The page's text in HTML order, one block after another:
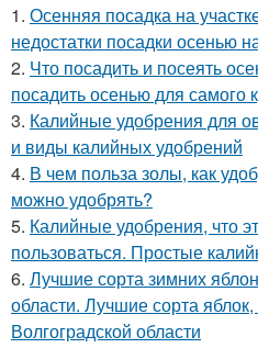
1. Осенняя посадка на
недостатки посадки осенью
2. Что посадить и посеять
посадить осенью для самого
3. Калийные удобрения для
и виды калийных удобрений
4. В чем польза золы, как
можно удобрять?
5. Калийные удобрения, что
пользоваться. Простые
6. Лучшие сорта зимних
области. Лучшие сорта
Волгоградской области